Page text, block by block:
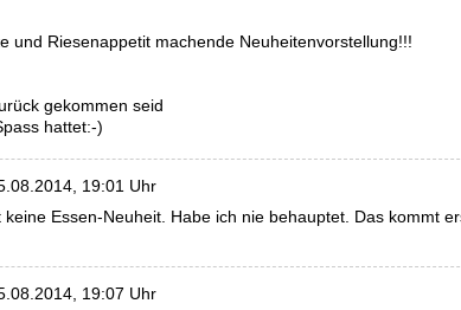
und Riesenappetit machende Neuheitenvorstellung!!!
gekommen seid
hattet:-)
19:01 Uhr
Essen-Neuheit. Habe ich nie behauptet. Das kommt
19:07 Uhr